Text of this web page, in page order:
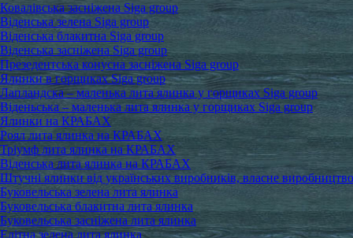
Ковалівська засніжена Siga group
Віденська зелена Siga group
Віденська блакитна Siga group
Віденська засніжена Siga group
Презедентська конусна засніжена Siga group
Ялинки в горщиках Siga group
Лапландска – маленька лита ялинка у горщиках Siga group
Віденьська – маленька лита ялинка у горщиках Siga group
Ялинки на КРАБАХ
Роял лита ялинка на КРАБАХ
Тріумф лита ялинка на КРАБАХ
Віденська лита ялинка на КРАБАХ
Штучні ялинки від українських виробників, власне виробництво
Буковельська зелена лита ялинка
Буковельська блакитна лита ялинка
Буковельська засніжена лита ялинка
Елітна зелена лита ялинка